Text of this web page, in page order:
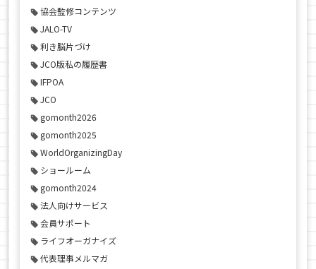
協会監修コンテンツ
JALO-TV
利き脳片づけ
JCO版私の履歴書
IFPOA
JCO
gomonth2026
gomonth2025
WorldOrganizingDay
ショールーム
gomonth2024
法人向けサービス
会員サポート
ライフオーガナイズ
代表理事メルマガ